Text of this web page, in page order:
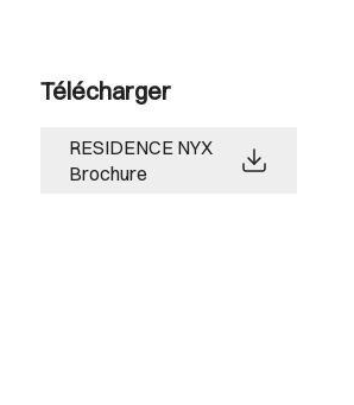
Télécharger
RESIDENCE NYX
Brochure